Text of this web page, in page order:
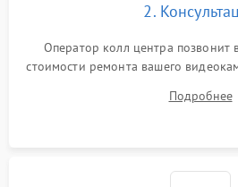
2.
Оператор колл центра позвонит
стоимости ремонта вашего
Подробнее